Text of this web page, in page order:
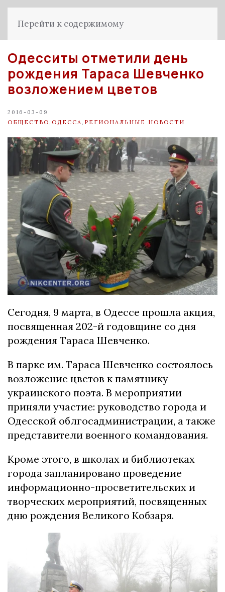
Перейти к содержимому
Одесситы отметили день
рождения Тараса Шевченко
возложением цветов
2016-03-09
ОБЩЕСТВО ОДЕССА РЕГИОНАЛЬНЫЕ НОВОСТИ
Сегодня, 9 марта, в Одессе прошла акция,
посвященная 202-й годовщине со дня
рождения Тараса Шевченко.
В парке им. Тараса Шевченко состоялось
возложение цветов к памятнику
украинского поэта. В мероприятии
приняли участие: руководство города и
Одесской облгосадминистрации, а также
представители военного командования.
Кроме этого, в школах и библиотеках
города запланировано проведение
информационно-просветительских и
творческих мероприятий, посвященных
дню рождения Великого Кобзаря.